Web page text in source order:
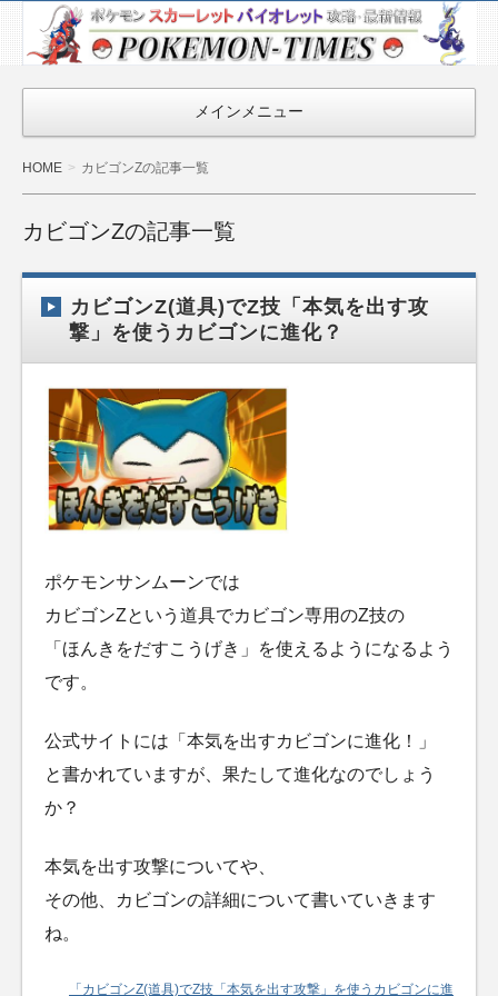
ポケモン最新
情報まとめ
『POKEMON-
TIMES』
メインメニュー
HOME カビゴンZの記事一覧
カビゴンZの記事一覧
カビゴンZ(道具)でZ技「本気を出す攻
撃」を使うカビゴンに進化？
ポケモンサンムーンでは
カビゴンZという道具でカビゴン専用のZ技の
「ほんきをだすこうげき」を使えるようになるよう
です。
公式サイトには「本気を出すカビゴンに進化！」
と書かれていますが、果たして進化なのでしょう
か？
本気を出す攻撃についてや、
その他、カビゴンの詳細について書いていきます
ね。
「カビゴンZ(道具)でZ技「本気を出す攻撃」を使うカビゴンに進